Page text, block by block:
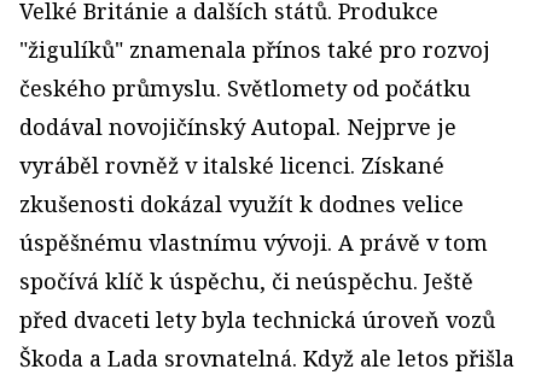
Velké Británie a dalších států. Produkce
"žigulíků" znamenala přínos také pro rozvoj
českého průmyslu. Světlomety od počátku
dodával novojičínský Autopal. Nejprve je
vyráběl rovněž v italské licenci. Získané
zkušenosti dokázal využít k dodnes velice
úspěšnému vlastnímu vývoji. A právě v tom
spočívá klíč k úspěchu, či neúspěchu. Ještě
před dvaceti lety byla technická úroveň vozů
Škoda a Lada srovnatelná. Když ale letos přišla